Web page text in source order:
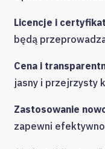
Licencje i
będą
Cena i
jasny i przejrzysty
Zastosowanie
zapewni